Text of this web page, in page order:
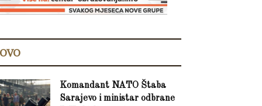
Komandant NATO Štaba
Sarajevo i ministar odbrane